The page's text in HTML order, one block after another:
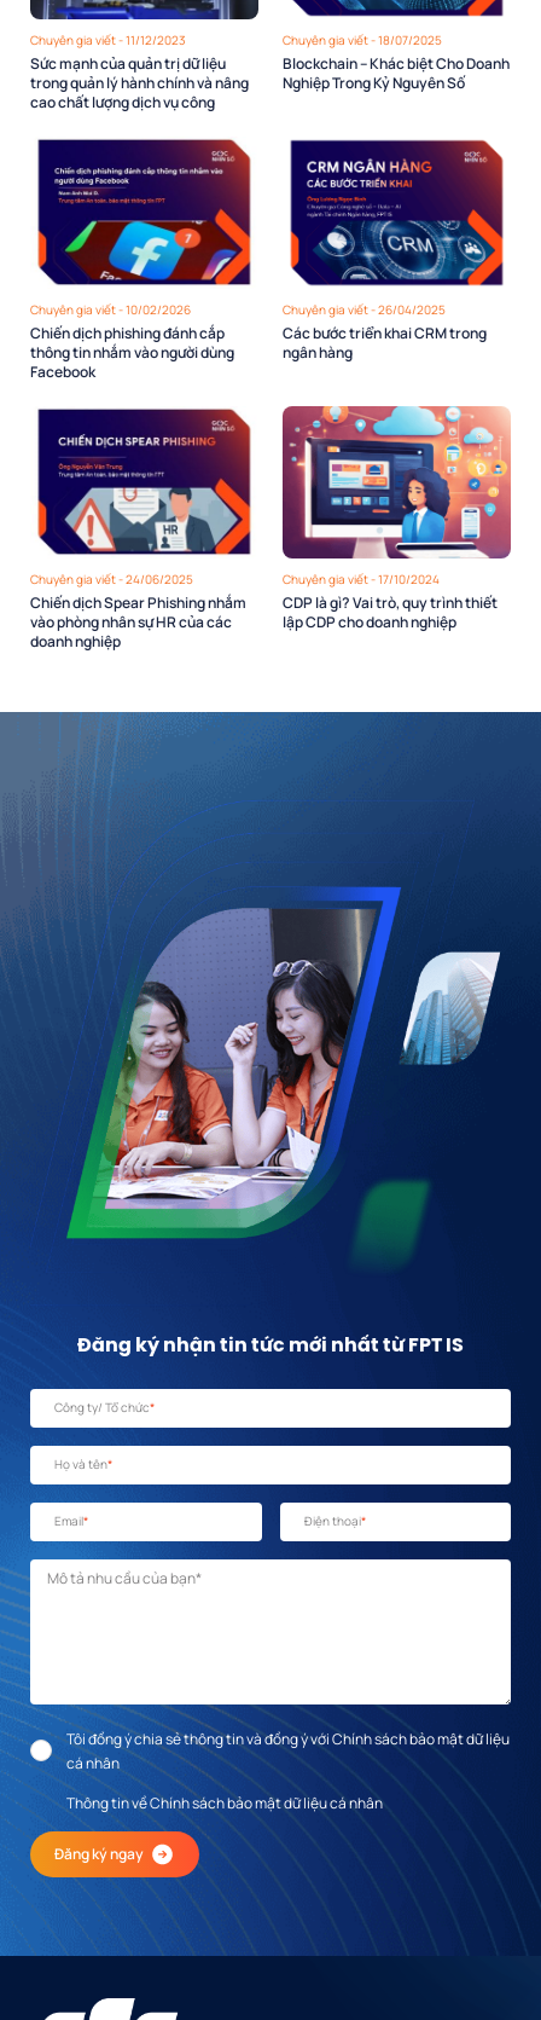
Chuyên gia viết - 11/12/2023
Sức mạnh của quản trị dữ liệu
trong quản lý hành chính và nâng
cao chất lượng dịch vụ công
Chuyên gia viết - 18/07/2025
Blockchain – Khác biệt Cho Doanh
Nghiệp Trong Kỷ Nguyên Số
Chuyên gia viết - 10/02/2026
Chiến dịch phishing đánh cắp
thông tin nhắm vào người dùng
Facebook
Chuyên gia viết - 26/04/2025
Các bước triển khai CRM trong
ngân hàng
Chuyên gia viết - 24/06/2025
Chiến dịch Spear Phishing nhắm
vào phòng nhân sự HR của các
doanh nghiệp
Chuyên gia viết - 17/10/2024
CDP là gì? Vai trò, quy trình thiết
lập CDP cho doanh nghiệp
Đăng ký nhận tin tức mới nhất từ FPT IS
Công ty/ Tổ chức*
Họ và tên*
Email* Điện thoại*
Mô tả nhu cầu *
Tôi đồng ý chia sẻ thông tin và đồng ý với Chính sách bảo mật dữ liệu
cá nhân
Thông tin về Chính sách bảo mật dữ liệu cá nhân
Đăng ký ngay